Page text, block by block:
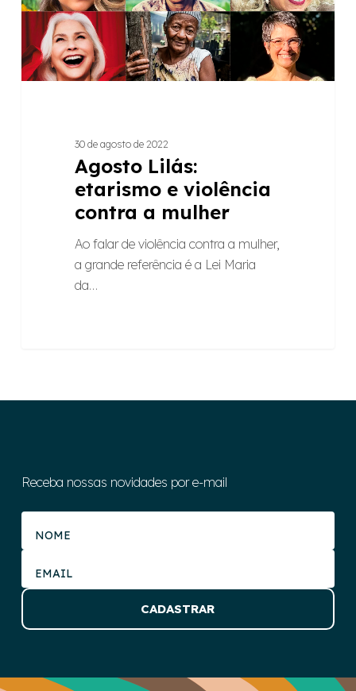
a
mulher
30 de agosto de 2022
Agosto Lilás:
etarismo e violência
contra a mulher
Ao falar de violência contra a mulher,
a grande referência é a Lei Maria
da…
Receba nossas novidades por e-mail